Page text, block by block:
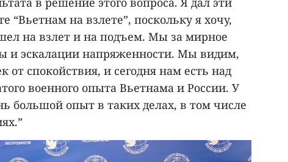
“Вьетнам на взлете”, поскольку я хочу,
на взлет и на подъем. Мы за мирное
и эскалации напряженности. Мы видим,
спокойствия, и сегодня нам есть над
военного опыта Вьетнама и России. У
большой опыт в таких делах, в том числе